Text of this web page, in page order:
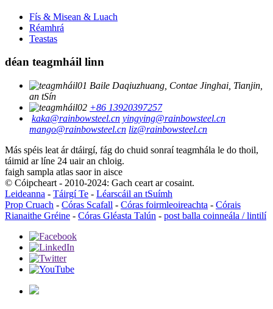
Fís & Misean & Luach
Réamhrá
Teastas
déan teagmháil linn
Baile Daqiuzhuang, Contae Jinghai, Tianjin,
an tSín
+86 13920397257
kaka@rainbowsteel.cn yingying@rainbowsteel.cn
mango@rainbowsteel.cn liz@rainbowsteel.cn
Más spéis leat ár dtáirgí, fág do chuid sonraí teagmhála le do thoil,
táimid ar líne 24 uair an chloig.
faigh sampla atlas saor in aisce
© Cóipcheart - 2010-2024: Gach ceart ar cosaint.
Leideanna - Táirgí Te - Léarscáil an tSuímh
Prop Cruach - Córas Scafall - Córas foirmleoireachta - Córais
Rianaithe Gréine - Córas Gléasta Talún - post balla coinneála / lintilí